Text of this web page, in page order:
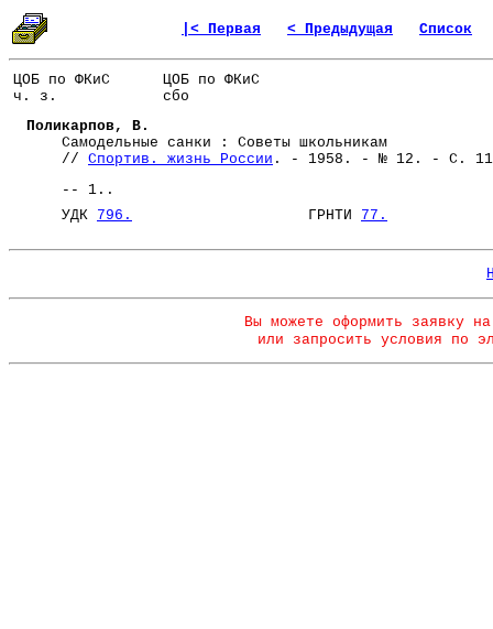
|< Первая < Предыдущая Список
ЦОБ по ФКиС
ч. з.
ЦОБ по ФКиС
сбо
Поликарпов, В.
Самодельные санки : Советы школьникам
// Спортив. жизнь России . - 1958. - № 12. - С.
-- 1..
УДК 796. ГРНТИ 77.
Вы можете оформить заявку
или запросить условия по